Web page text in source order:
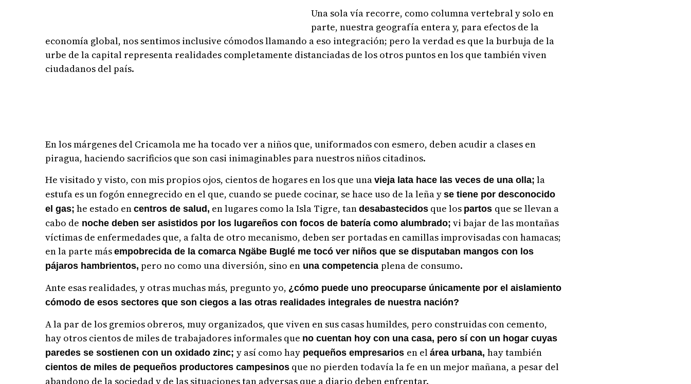
Una sola vía recorre, como columna vertebral y solo en
parte, nuestra geografía entera y, para efectos de la
economía global, nos sentimos inclusive cómodos llamando a eso integración; pero la verdad es que la burbuja de la
urbe de la capital representa realidades completamente distanciadas de los otros puntos en los que también viven
ciudadanos del país.
En los márgenes del Cricamola me ha tocado ver a niños que, uniformados con esmero, deben acudir a clases en
piragua, haciendo sacrificios que son casi inimaginables para nuestros niños citadinos.
He visitado y visto, con mis propios ojos, cientos de hogares en los que unavieja lata hace las veces de una olla; la
estufa es un fogón ennegrecido en el que, cuando se puede cocinar, se hace uso de la leña yse tiene por desconocido
el gas; he estado encentros de salud, en lugares como la Isla Tigre, tandesabastecidos que los partos que se llevan a
cabo de noche deben ser asistidos por los lugareños con focos de batería como alumbrado; vi bajar de las montañas
víctimas de enfermedades que, a falta de otro mecanismo, deben ser portadas en camillas improvisadas con hamacas;
en la parte másempobrecida de la comarca Ngäbe Buglé me tocó ver niños que se disputaban mangos con los
pájaros hambrientos, pero no como una diversión, sino en una competenciaplena de consumo.
Ante esas realidades, y otras muchas más, pregunto yo, ¿cómo puede uno preocuparse únicamente por el aislamiento
cómodo de esos sectores que son ciegos a las otras realidades integrales de nuestra nación?
A la par de los gremios obreros, muy organizados, que viven en sus casas humildes, pero construidas con cemento,
hay otros cientos de miles de trabajadores informales que no cuentan hoy con una casa, pero sí con un hogar cuyas
paredes se sostienen con un oxidado zinc;y así como hay pequeños empresarios en elárea urbana,hay también
cientos de miles de pequeños productores campesinos que no pierden todavía la fe en un mejor mañana, a pesar del
abandono de la sociedad y de las situaciones tan adversas que a diario deben enfrentar.